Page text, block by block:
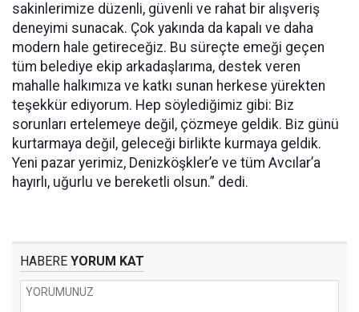
sakinlerimize düzenli, güvenli ve rahat bir alışveriş
deneyimi sunacak. Çok yakında da kapalı ve daha
modern hale getireceğiz. Bu süreçte emeği geçen
tüm belediye ekip arkadaşlarıma, destek veren
mahalle halkımıza ve katkı sunan herkese yürekten
teşekkür ediyorum. Hep söylediğimiz gibi: Biz
sorunları ertelemeye değil, çözmeye geldik. Biz günü
kurtarmaya değil, geleceği birlikte kurmaya geldik.
Yeni pazar yerimiz, Denizköşkler’e ve tüm Avcılar’a
hayırlı, uğurlu ve bereketli olsun.” dedi.
HABERE YORUM KAT